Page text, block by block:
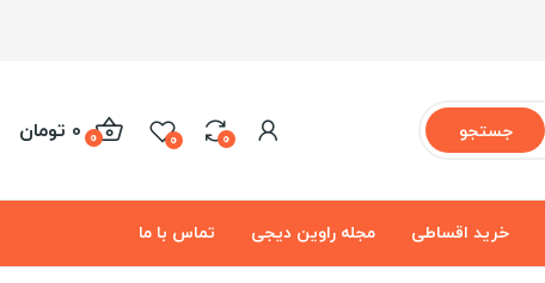
جستجو 0
0 0 تومان 0
خرید اقساطی مجله راوین دیجی تماس با ما